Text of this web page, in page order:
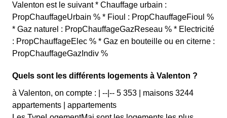
Valenton est le suivant * Chauffage urbain :
PropChauffageUrbain % * Fioul : PropChauffageFioul %
* Gaz naturel : PropChauffageGazReseau % * Electricité
: PropChauffageElec % * Gaz en bouteille ou en citerne :
PropChauffageGazIndiv %
Quels sont les différents logements à Valenton ?
à Valenton, on compte : | --|-- 5 353 | maisons 3244
appartements | appartements